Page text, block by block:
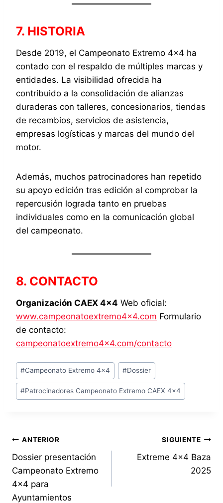
7. HISTORIA
Desde 2019, el Campeonato Extremo 4×4 ha
contado con el respaldo de múltiples marcas y
entidades. La visibilidad ofrecida ha
contribuido a la consolidación de alianzas
duraderas con talleres, concesionarios, tiendas
de recambios, servicios de asistencia,
empresas logísticas y marcas del mundo del
motor.
Además, muchos patrocinadores han repetido
su apoyo edición tras edición al comprobar la
repercusión lograda tanto en pruebas
individuales como en la comunicación global
del campeonato.
8. CONTACTO
Organización CAEX 4×4 Web oficial:
www.campeonatoextremo4x4.com Formulario
de contacto:
campeonatoextremo4x4.com/contacto
Etiquetas
de
la
#Campeonato Extremo 4x4 #Dossier
#Patrocinadores Campeonato Extremo CAEX 4x4
Navegación
de
entradas
ANTERIOR
Dossier presentación
Campeonato Extremo
4×4 para
Ayuntamientos
SIGUIENTE
Extreme 4×4 Baza
2025